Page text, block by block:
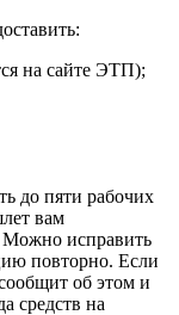
на сайте ЭТП);
до пяти рабочих
вам
Можно исправить
повторно. Если
об этом и
средств на